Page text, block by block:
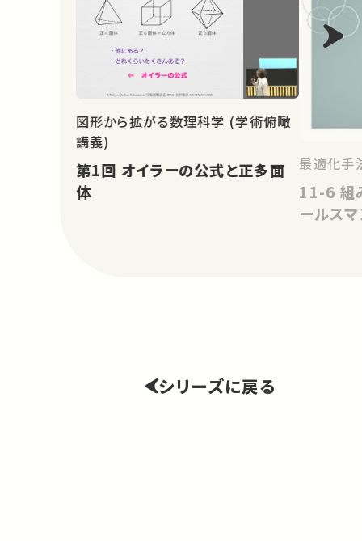
図形から拡がる数理科学 (学術俯瞰
講義)
第1回 オイラーの公式と正多面
体
最適化手
11-6 組
ールス
シリーズに戻る